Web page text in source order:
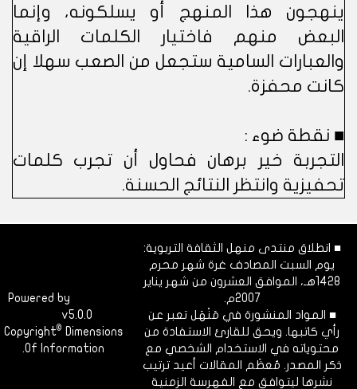
ينهجون هذا المنهج أو يسلكونه، وإنما
البعض منهم فاختيار الكلمات الراقية
والعبارات السامية ستجعل من الصعب سهلا إن
كانت محفزة.
■ نقطة ضوء :
التجربة خير برهان فحاول أن تجرب كلمات
تحفيزية وانتظر النتائج الحسنة.
■ انطلاق منتدى منهل الثقافة التربوية:
يوم السبت المصادف غرة شهر محرم
1428هـ، الموافق العشرون من شهر يناير
2007م.
■ المواد المنشورة في مَنْهَل تعبر عن
رأي كاتبها. ويحق للقارئ الاستفادة من
محتوياته في الاستخدام الشخصي مع
ذكر المصدر. مُعظَم المقالات أعيد ترتيب
نشرها ليتوافق مع الفهرسة الزمنية
Powered by
v5.0.0
Copyright©
Dimensions
Of Information.